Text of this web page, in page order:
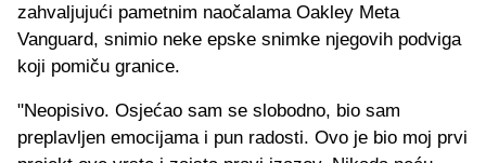
zahvaljujući pametnim naočalama Oakley Meta
Vanguard, snimio neke epske snimke njegovih podviga
koji pomiču granice.
"Neopisivo. Osjećao sam se slobodno, bio sam
preplavljen emocijama i pun radosti. Ovo je bio moj prvi